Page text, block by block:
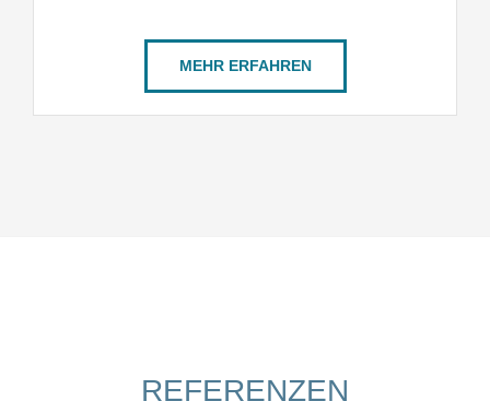
MEHR ERFAHREN
REFERENZEN